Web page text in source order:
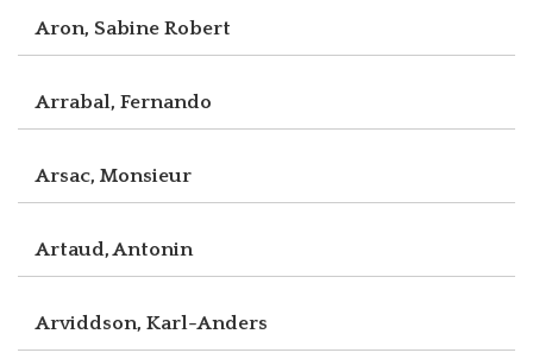
Aron, Sabine Robert
Arrabal, Fernando
Arsac, Monsieur
Artaud, Antonin
Arviddson, Karl-Anders